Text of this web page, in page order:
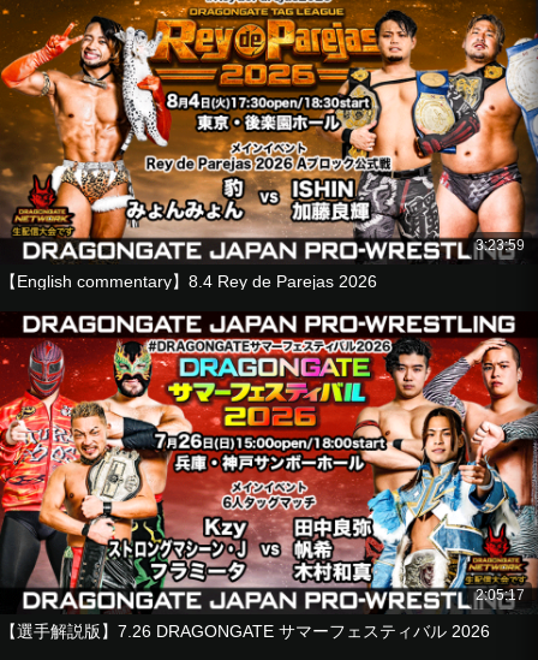
ISHIN
■8人タッグマッチ
豹
JACKY KAMEI
Riiita
望月ジュニア
vs
ストロングマシーン・J
Kzy
GuC
@KEY
【Wrestler Commentary】2026.6.21 ACROS Fukuoka Aftern
oon
■Tag Match
Homare
Kazuma Kimura
vs
Yuki Yoshioka
El Cielo
■Singles Match
Jiro Shinbashi
vs
3:23:59
【English commentary】8.4 Rey de Parejas 2026
2:05:17
【選手解説版】7.26 DRAGONGATE サマーフェスティバル 2026